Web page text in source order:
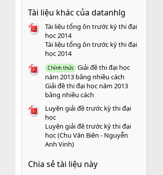
0
0
a
Tài liệu khác của datanhlg
Tài liệu tổng ôn trước kỳ thi đại
học 2014
Tài liệu tổng ôn trước kỳ thi đại
học 2014
Chính thức Giải đề thi đại học
năm 2013 bằng nhiều cách
Giải đề thi đại học năm 2013
bằng nhiều cách
Luyện giải đề trước kỳ thi đại
học
Luyện giải đề trước kỳ thi đại
học (Chu Văn Biên - Nguyễn
Anh Vinh)
Chia sẻ tài liệu này